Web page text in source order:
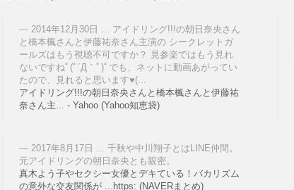
2014年12月30日 ... アイドリング!!!の朝日奈央さん
と橋本楓さんと伊藤祐奈さん主演の シークレットガ
ールズはもう視聴不可ですか？ 見参楽ではもう見れ
ないですねﾟ(ﾟ´Д｀ﾟ)ﾟでも、ネットに動画あがってい
たので、見れると思います♥(...
アイドリング!!!の朝日奈央さんと橋本楓さんと伊藤祐
奈さん主... - Yahoo (Yahoo知恵袋)
2017年8月17日 ... 千秋や中川翔子とはLINE仲間。
元アイドリングの朝日奈央とも親密。
真木よう子やセクシー女優とデキている！バカリズム
の意外な交友関係が ...https: (NAVERまとめ)